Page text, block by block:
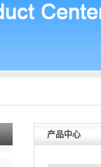
产品中心